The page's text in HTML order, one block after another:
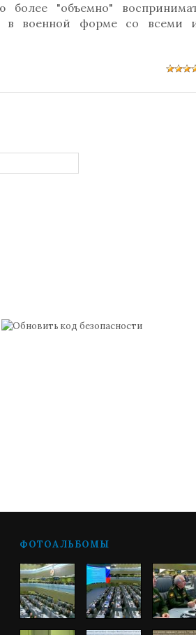
более "объемно"
в военной форме со всеми
ФОТОАЛЬБОМЫ